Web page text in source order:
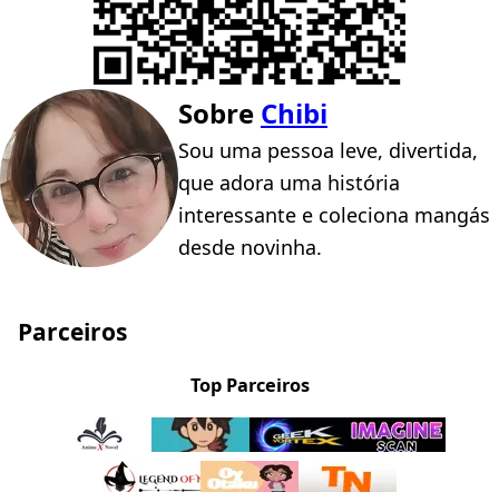
Sobre Chibi
Sou uma pessoa leve, divertida,
que adora uma história
interessante e coleciona mangás
desde novinha.
Parceiros
Top Parceiros